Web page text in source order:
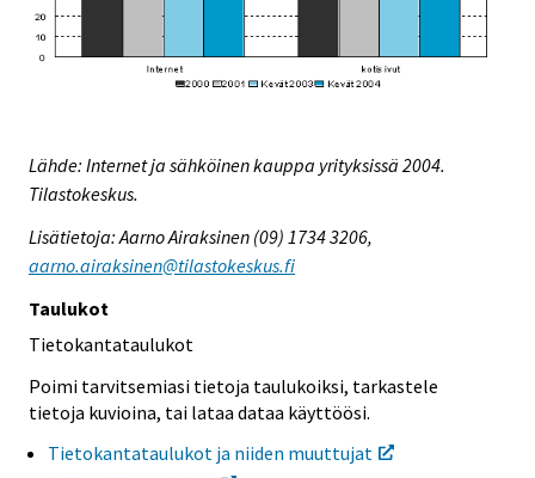
Lähde: Internet ja sähköinen kauppa yrityksissä 2004.
Tilastokeskus.
Lisätietoja: Aarno Airaksinen (09) 1734 3206,
aarno.airaksinen@tilastokeskus.fi
Taulukot
Tietokantataulukot
Poimi tarvitsemiasi tietoja taulukoiksi, tarkastele
tietoja kuvioina, tai lataa dataa käyttöösi.
Tietokantataulukot ja niiden muuttujat